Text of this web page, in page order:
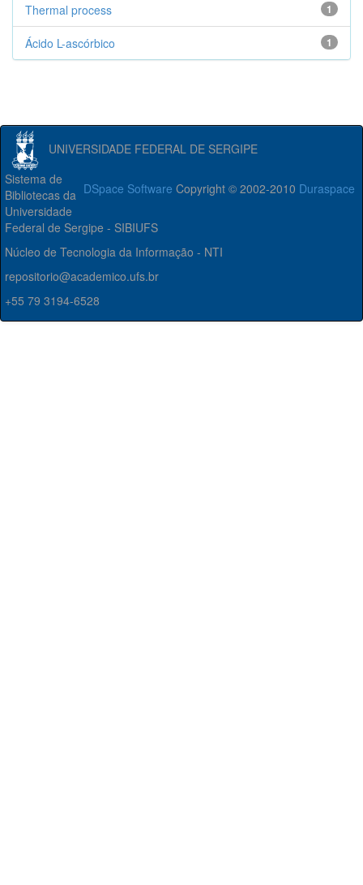
1
Thermal process
1
Ácido L-ascórbico
UNIVERSIDADE FEDERAL DE SERGIPE
DSpace Software Copyright © 2002-2010 Duraspace
Sistema de
Bibliotecas da
Universidade
Federal de Sergipe - SIBIUFS
Núcleo de Tecnologia da Informação - NTI
repositorio@academico.ufs.br
+55 79 3194-6528